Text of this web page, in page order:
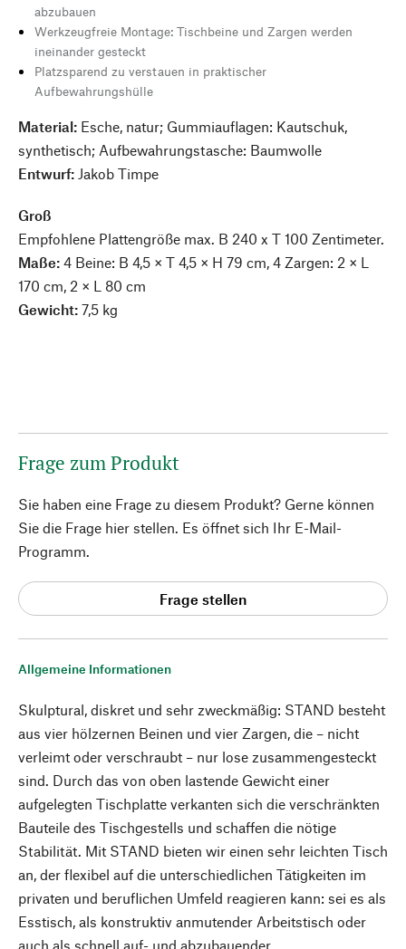
Allgemeine Informationen
Skulptural, diskret und sehr zweckmäßig: STAND besteht
aus vier hölzernen Beinen und vier Zargen, die – nicht
verleimt oder verschraubt – nur lose zusammengesteckt
sind. Durch das von oben lastende Gewicht einer
aufgelegten Tischplatte verkanten sich die verschränkten
Bauteile des Tischgestells und schaffen die nötige
Stabilität. Mit STAND bieten wir einen sehr leichten Tisch
an, der flexibel auf die unterschiedlichen Tätigkeiten im
privaten und beruflichen Umfeld reagieren kann: sei es als
Esstisch, als konstruktiv anmutender Arbeitstisch oder
auch als schnell auf- und abzubauender
abzubauen
Werkzeugfreie Montage: Tischbeine und Zargen werden
ineinander gesteckt
Platzsparend zu verstauen in praktischer
Aufbewahrungshülle
Material: Esche, natur; Gummiauflagen: Kautschuk,
synthetisch; Aufbewahrungstasche: Baumwolle
Entwurf: Jakob Timpe
Groß
Empfohlene Plattengröße max. B 240 x T 100 Zentimeter.
Maße: 4 Beine: B 4,5 × T 4,5 × H 79 cm, 4 Zargen: 2 × L
170 cm, 2 × L 80 cm
Gewicht: 7,5 kg
Frage zum Produkt
Sie haben eine Frage zu diesem Produkt? Gerne können
Sie die Frage hier stellen. Es öffnet sich Ihr E-Mail-
Programm.
Frage stellen